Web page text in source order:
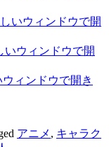
いウィンドウで開
いウィンドウで開
ィンドウで開き
アニメ , キャラク